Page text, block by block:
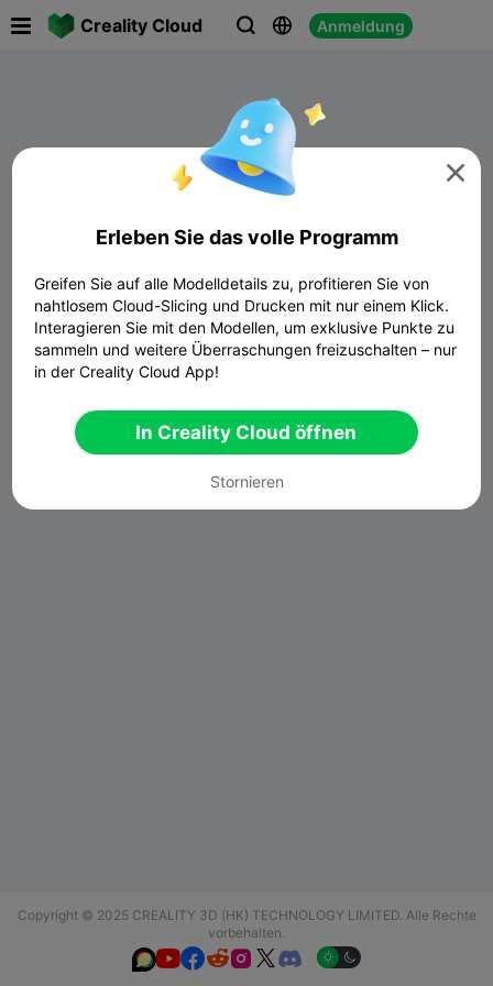
Creality Cloud   Anmeldung
Keine Daten
Copyright © 2025 CREALITY 3D (HK) TECHNOLOGY LIMITED. Alle Rechte
vorbehalten.
  

Erleben Sie das volle Programm
Greifen Sie auf alle Modelldetails zu, profitieren Sie von
nahtlosem Cloud-Slicing und Drucken mit nur einem Klick.
Interagieren Sie mit den Modellen, um exklusive Punkte zu
sammeln und weitere Überraschungen freizuschalten – nur
in der Creality Cloud App!
In Creality Cloud öffnen
Stornieren